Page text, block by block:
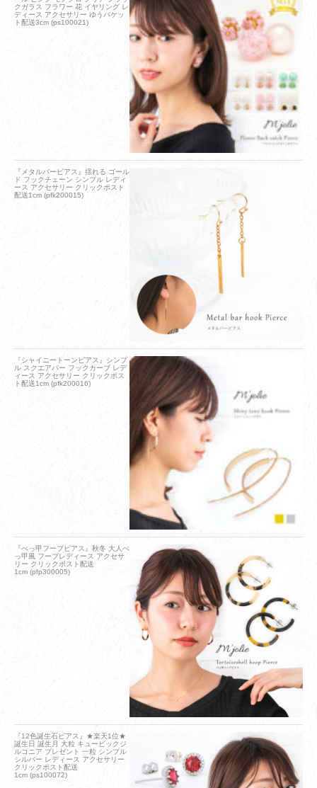
クガラス フラワー 花 イヤリング レ
ディース アクセサリー ゆうパケッ
ト配送3cm (ps100021)
『メタルバーピアス』揺れる ゴール
ド フックチェーン シンプル レディ
ース アクセサリー クリックポスト
配送1cm (pfk200015)
『シャイニートーンピアス』シンプ
ル スクエアバー フックカーブ レデ
ィース アクセサリー クリックポス
ト配送1cm (pfk200016)
『べっ甲フープピアス』秋冬 大人べ
っ甲風 フープレディース アクセサ
リー クリックポスト配送
1cm (pfp300005)
『12色誕生石ピアス』★楽天1位★
誕生日 誕生月 大粒 キュービックジ
ルコニア プレゼント 一粒 シンプル
シルバー レディース アクセサリー
クリックポスト配送
1cm (ps100072)